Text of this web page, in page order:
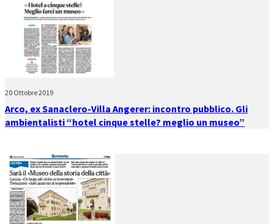
20 Ottobre 2019
Arco, ex Sanaclero-Villa Angerer: incontro pubblico. Gli
ambientalisti “hotel cinque stelle? meglio un museo”